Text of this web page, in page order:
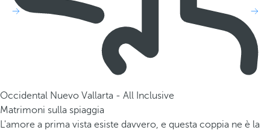
Occidental Nuevo Vallarta - All Inclusive
Matrimoni sulla spiaggia
L'amore a prima vista esiste davvero, e questa coppia ne è la